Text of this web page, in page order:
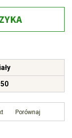
Porównaj